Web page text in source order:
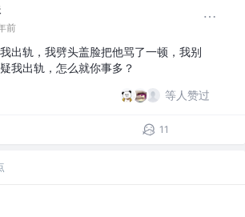
前
出轨，我劈头盖脸把他骂了一顿，我别
我出轨，怎么就你事多？
等人赞过
11